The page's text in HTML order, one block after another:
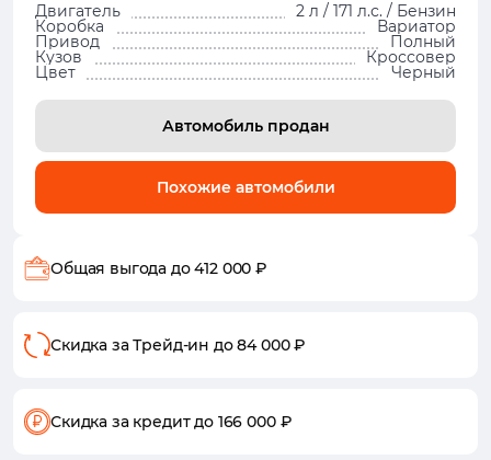
Двигатель 2 л / 171 л.с. / Бензин
Коробка Вариатор
Привод Полный
Кузов Кроссовер
Цвет Черный
Автомобиль продан
Похожие автомобили
Общая выгода до 412 000 ₽
Скидка за Трейд-ин до 84 000 ₽
Скидка за кредитдо 166 000 ₽